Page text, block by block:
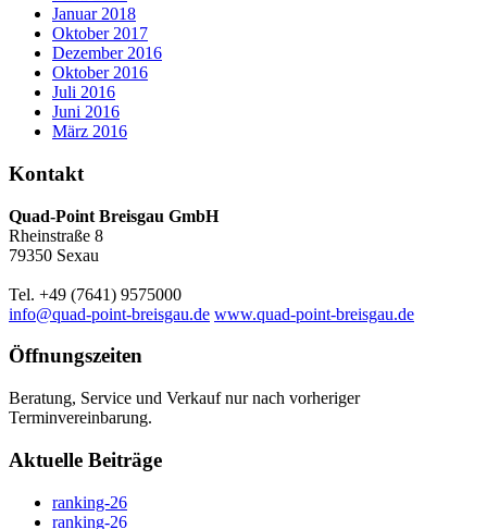
Januar 2018
Oktober 2017
Dezember 2016
Oktober 2016
Juli 2016
Juni 2016
März 2016
Kontakt
Quad-Point Breisgau GmbH
Rheinstraße 8
79350 Sexau
Tel. +49 (7641) 9575000
info@quad-point-breisgau.de www.quad-point-breisgau.de
Öffnungszeiten
Beratung, Service und Verkauf nur nach vorheriger
Terminvereinbarung.
Aktuelle Beiträge
ranking-26
ranking-26